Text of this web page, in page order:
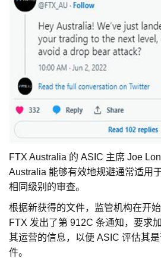
FTX Australia 的 ASIC 主席 Joe
Australia 能够有效地规避通常适用
相同级别的审查。
根据新获得的文件，监管机构在开
FTX 发出了第 912C 条通知，要求
其运营的信息，以便 ASIC 评估其
件。